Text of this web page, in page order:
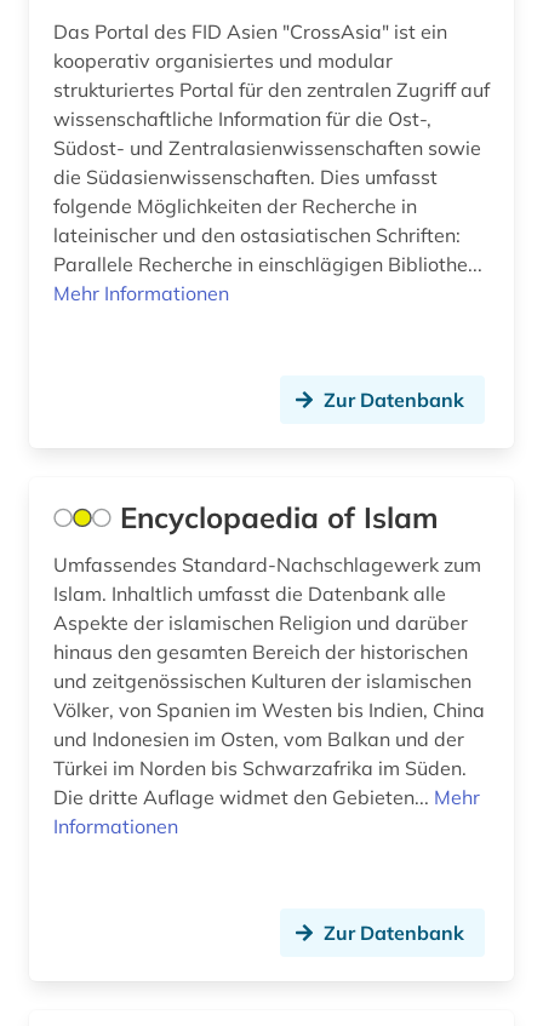
tibet (1)
tibetischer buddhismus (1)
turkologie (8)
turkspra (1)
turksprachen (6)
zentralasien (16)
Das Portal des FID Asien "CrossAsia" ist ein
kooperativ organisiertes und modular
strukturiertes Portal für den zentralen Zugriff auf
wissenschaftliche Information für die Ost-,
Südost- und Zentralasienwissenschaften sowie
die Südasienwissenschaften. Dies umfasst
folgende Möglichkeiten der Recherche in
lateinischer und den ostasiatischen Schriften:
Parallele Recherche in einschlägigen Bibliothe...
Mehr Informationen
Zur Datenbank
Encyclopaedia of Islam
Umfassendes Standard-Nachschlagewerk zum
Islam. Inhaltlich umfasst die Datenbank alle
Aspekte der islamischen Religion und darüber
hinaus den gesamten Bereich der historischen
und zeitgenössischen Kulturen der islamischen
Völker, von Spanien im Westen bis Indien, China
und Indonesien im Osten, vom Balkan und der
Türkei im Norden bis Schwarzafrika im Süden.
Die dritte Auflage widmet den Gebieten... Mehr
Informationen
Zur Datenbank